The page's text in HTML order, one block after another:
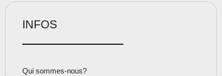
INFOS
Qui sommes-nous?